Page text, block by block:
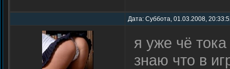
Дата: Суббота, 01.03.2008,
я уже чё
знаю что в